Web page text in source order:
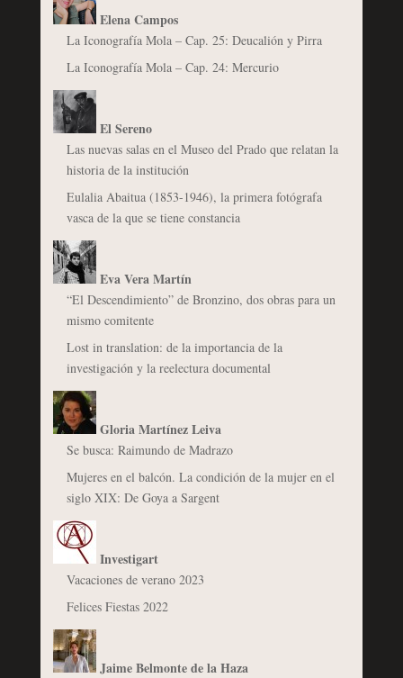
Elena Campos
La Iconografía Mola – Cap. 25: Deucalión y Pirra
La Iconografía Mola – Cap. 24: Mercurio
El Sereno
Las nuevas salas en el Museo del Prado que relatan la
historia de la institución
Eulalia Abaitua (1853-1946), la primera fotógrafa
vasca de la que se tiene constancia
Eva Vera Martín
“El Descendimiento” de Bronzino, dos obras para un
mismo comitente
Lost in translation: de la importancia de la
investigación y la reelectura documental
Gloria Martínez Leiva
Se busca: Raimundo de Madrazo
Mujeres en el balcón. La condición de la mujer en el
siglo XIX: De Goya a Sargent
Investigart
Vacaciones de verano 2023
Felices Fiestas 2022
Jaime Belmonte de la Haza